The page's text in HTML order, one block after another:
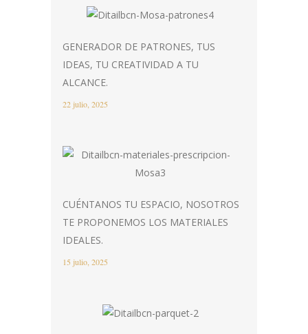
GENERADOR DE PATRONES, TUS
IDEAS, TU CREATIVIDAD A TU
ALCANCE.
22 julio, 2025
CUÉNTANOS TU ESPACIO, NOSOTROS
TE PROPONEMOS LOS MATERIALES
IDEALES.
15 julio, 2025